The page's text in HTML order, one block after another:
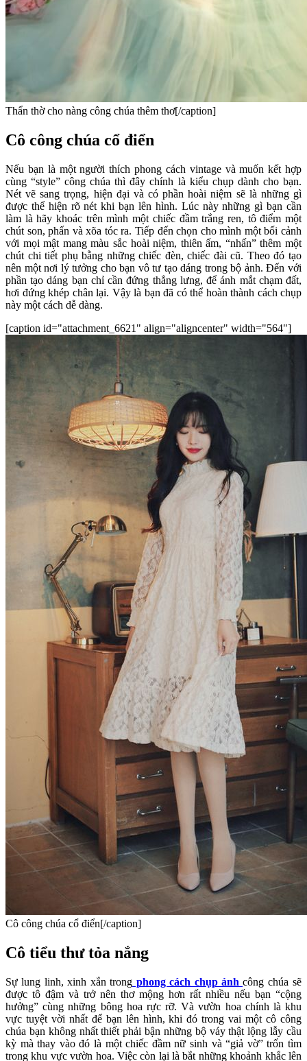
Thẩn thờ cho nàng công chúa thêm thơ[/caption]
Cô công chúa cổ điển
Nếu bạn là một người thích phong cách vintage và muốn kết hợp
cùng “style” công chúa thì đây chính là kiểu chụp dành cho bạn.
Nét vẽ sang trọng, hiện đại và có phần hoài niệm sẽ là những gì
được thể hiện rõ nét khi bạn lên hình. Lúc này những gì bạn cần
làm là hãy khoác trên mình một chiếc đầm trắng ren, tô điểm một
chút son, phấn và xõa tóc ra. Tiếp đến chọn cho mình một bối cảnh
với mọi mật mang màu sắc hoài niệm, thiên ấm, “nhấn” thêm một
chút chi tiết phụ bằng những chiếc đèn, chiếc đài cũ. Theo đó tạo
nên một nơi lý tưởng cho bạn vô tư tạo dáng trong bộ ảnh. Đến với
phần tạo dáng bạn chỉ cần đứng thẳng lưng, để ánh mắt chạm đất,
hơi đứng khép chân lại. Vậy là bạn đã có thể hoàn thành cách chụp
này một cách dễ dàng.
[caption id="attachment_6621" align="aligncenter" width="564"]
Cô công chúa cổ điển[/caption]
Cô tiểu thư tỏa nắng
Sự lung linh, xinh xắn trong phong cách chụp ảnh công chúa sẽ
được tô đậm và trở nên thơ mộng hơn rất nhiều nếu bạn “cộng
hưởng” cùng những bông hoa rực rỡ. Và vườn hoa chính là khu
vực tuyệt vời nhất để bạn lên hình, khi đó trong vai một cô công
chúa bạn không nhất thiết phải bận những bộ váy thật lộng lẫy cầu
kỳ mà thay vào đó là một chiếc đầm nữ sinh và “giả vờ” trốn tìm
trong khu vực vườn hoa. Việc còn lại là bắt những khoảnh khắc lên